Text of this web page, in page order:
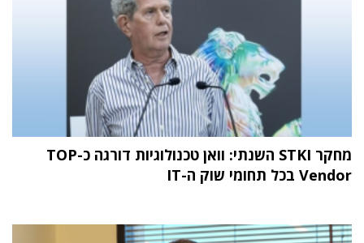
מחקר STKI השנתי: וואן טכנולוגיות דורגה כ-TOP
Vendor בכל תחומי שוק ה-IT